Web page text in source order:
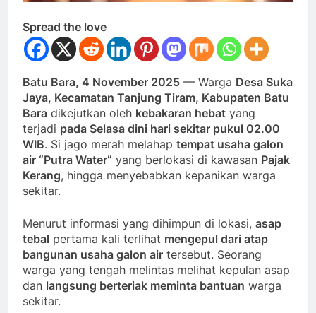
Spread the love
Batu Bara, 4 November 2025 — Warga Desa Suka
Jaya, Kecamatan Tanjung Tiram, Kabupaten Batu
Bara dikejutkan oleh kebakaran hebat yang
terjadi pada Selasa dini hari sekitar pukul 02.00
WIB. Si jago merah melahap tempat usaha galon
air “Putra Water” yang berlokasi di kawasan Pajak
Kerang, hingga menyebabkan kepanikan warga
sekitar.
Menurut informasi yang dihimpun di lokasi, asap
tebal pertama kali terlihat mengepul dari atap
bangunan usaha galon air tersebut. Seorang
warga yang tengah melintas melihat kepulan asap
dan langsung berteriak meminta bantuan warga
sekitar.